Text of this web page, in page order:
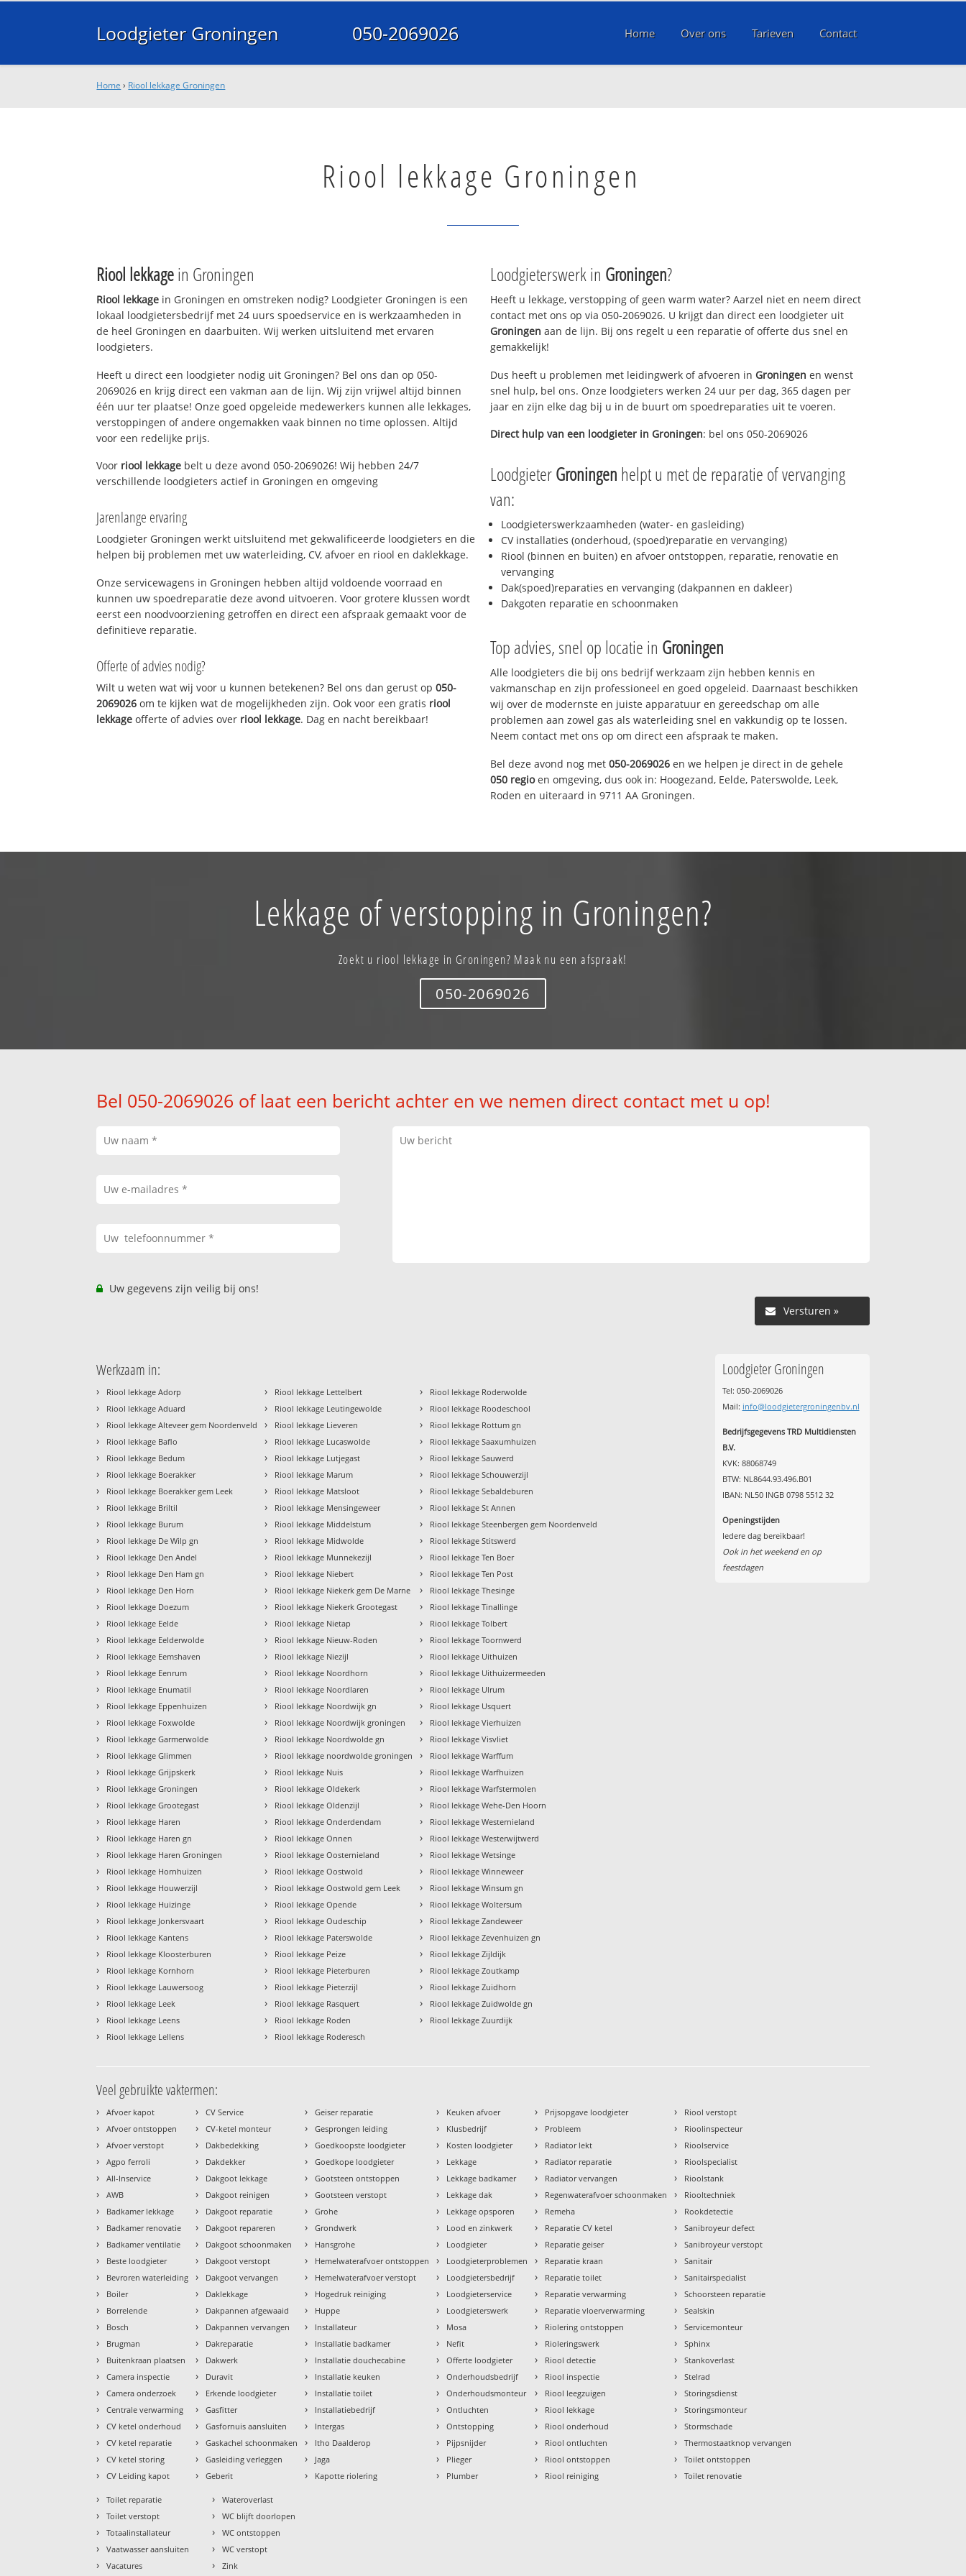
Loodgieter Groningen 050-2069026 Home Over ons Tarieven Contact
Home › Riool lekkage Groningen
Riool lekkage Groningen
Riool lekkagein Groningen
Riool lekkage in Groningen en omstreken nodig? Loodgieter Groningen is een
lokaal loodgietersbedrijf met 24 uurs spoedservice en is werkzaamheden in
de heel Groningen en daarbuiten. Wij werken uitsluitend met ervaren
loodgieters.
Heeft u direct een loodgieter nodig uit Groningen? Bel ons dan op 050-
2069026 en krijg direct een vakman aan de lijn. Wij zijn vrijwel altijd binnen
één uur ter plaatse! Onze goed opgeleide medewerkers kunnen alle lekkages,
verstoppingen of andere ongemakken vaak binnen no time oplossen. Altijd
voor een redelijke prijs.
Voor riool lekkage belt u deze avond 050-2069026! Wij hebben 24/7
verschillende loodgieters actief in Groningen en omgeving
Jarenlange ervaring
Loodgieter Groningen werkt uitsluitend met gekwalificeerde loodgieters en die
helpen bij problemen met uw waterleiding, CV, afvoer en riool en daklekkage.
Onze servicewagens in Groningen hebben altijd voldoende voorraad en
kunnen uw spoedreparatie deze avond uitvoeren. Voor grotere klussen wordt
eerst een noodvoorziening getroffen en direct een afspraak gemaakt voor de
definitieve reparatie.
Offerte of advies nodig?
Wilt u weten wat wij voor u kunnen betekenen? Bel ons dan gerust op050-
2069026 om te kijken wat de mogelijkheden zijn. Ook voor een gratis riool
lekkage offerte of advies over riool lekkage. Dag en nacht bereikbaar!
Loodgieterswerk in Groningen?
Heeft u lekkage, verstopping of geen warm water? Aarzel niet en neem direct
contact met ons op via 050-2069026. U krijgt dan direct een loodgieter uit
Groningen aan de lijn. Bij ons regelt u een reparatie of offerte dus snel en
gemakkelijk!
Dus heeft u problemen met leidingwerk of afvoeren in Groningen en wenst
snel hulp, bel ons. Onze loodgieters werken 24 uur per dag, 365 dagen per
jaar en zijn elke dag bij u in de buurt om spoedreparaties uit te voeren.
Direct hulp van een loodgieter in Groningen: bel ons 050-2069026
LoodgieterGroningen helpt u met de reparatie of vervanging
van:
Loodgieterswerkzaamheden (water- en gasleiding)
CV installaties (onderhoud, (spoed)reparatie en vervanging)
Riool (binnen en buiten) en afvoer ontstoppen, reparatie, renovatie en
vervanging
Dak(spoed)reparaties en vervanging (dakpannen en dakleer)
Dakgoten reparatie en schoonmaken
Top advies, snel op locatie in Groningen
Alle loodgieters die bij ons bedrijf werkzaam zijn hebben kennis en
vakmanschap en zijn professioneel en goed opgeleid. Daarnaast beschikken
wij over de modernste en juiste apparatuur en gereedschap om alle
problemen aan zowel gas als waterleiding snel en vakkundig op te lossen.
Neem contact met ons op om direct een afspraak te maken.
Bel deze avond nog met 050-2069026 en we helpen je direct in de gehele
050 regioen omgeving, dus ook in: Hoogezand, Eelde, Paterswolde, Leek,
Roden en uiteraard in 9711 AA Groningen.
Lekkage of verstopping in Groningen?
Zoekt u riool lekkage in Groningen? Maak nu een afspraak!
050-2069026
Bel 050-2069026 of laat een bericht achter en we nemen direct contact met u op!
Uw gegevens zijn veilig bij ons!
Versturen »
Werkzaam in:
› Riool lekkage Adorp
› Riool lekkage Aduard
› Riool lekkage Alteveer gem Noordenveld
› Riool lekkage Baflo
› Riool lekkage Bedum
› Riool lekkage Boerakker
› Riool lekkage Boerakker gem Leek
› Riool lekkage Briltil
› Riool lekkage Burum
› Riool lekkage De Wilp gn
› Riool lekkage Den Andel
› Riool lekkage Den Ham gn
› Riool lekkage Den Horn
› Riool lekkage Doezum
› Riool lekkage Eelde
› Riool lekkage Eelderwolde
› Riool lekkage Eemshaven
› Riool lekkage Eenrum
› Riool lekkage Enumatil
› Riool lekkage Eppenhuizen
› Riool lekkage Foxwolde
› Riool lekkage Garmerwolde
› Riool lekkage Glimmen
› Riool lekkage Grijpskerk
› Riool lekkage Groningen
› Riool lekkage Grootegast
› Riool lekkage Haren
› Riool lekkage Haren gn
› Riool lekkage Haren Groningen
› Riool lekkage Hornhuizen
› Riool lekkage Houwerzijl
› Riool lekkage Huizinge
› Riool lekkage Jonkersvaart
› Riool lekkage Kantens
› Riool lekkage Kloosterburen
› Riool lekkage Kornhorn
› Riool lekkage Lauwersoog
› Riool lekkage Leek
› Riool lekkage Leens
› Riool lekkage Lellens
› Riool lekkage Lettelbert
› Riool lekkage Leutingewolde
› Riool lekkage Lieveren
› Riool lekkage Lucaswolde
› Riool lekkage Lutjegast
› Riool lekkage Marum
› Riool lekkage Matsloot
› Riool lekkage Mensingeweer
› Riool lekkage Middelstum
› Riool lekkage Midwolde
› Riool lekkage Munnekezijl
› Riool lekkage Niebert
› Riool lekkage Niekerk gem De Marne
› Riool lekkage Niekerk Grootegast
› Riool lekkage Nietap
› Riool lekkage Nieuw-Roden
› Riool lekkage Niezijl
› Riool lekkage Noordhorn
› Riool lekkage Noordlaren
› Riool lekkage Noordwijk gn
› Riool lekkage Noordwijk groningen
› Riool lekkage Noordwolde gn
› Riool lekkage noordwolde groningen
› Riool lekkage Nuis
› Riool lekkage Oldekerk
› Riool lekkage Oldenzijl
› Riool lekkage Onderdendam
› Riool lekkage Onnen
› Riool lekkage Oosternieland
› Riool lekkage Oostwold
› Riool lekkage Oostwold gem Leek
› Riool lekkage Opende
› Riool lekkage Oudeschip
› Riool lekkage Paterswolde
› Riool lekkage Peize
› Riool lekkage Pieterburen
› Riool lekkage Pieterzijl
› Riool lekkage Rasquert
› Riool lekkage Roden
› Riool lekkage Roderesch
› Riool lekkage Roderwolde
› Riool lekkage Roodeschool
› Riool lekkage Rottum gn
› Riool lekkage Saaxumhuizen
› Riool lekkage Sauwerd
› Riool lekkage Schouwerzijl
› Riool lekkage Sebaldeburen
› Riool lekkage St Annen
› Riool lekkage Steenbergen gem Noordenveld
› Riool lekkage Stitswerd
› Riool lekkage Ten Boer
› Riool lekkage Ten Post
› Riool lekkage Thesinge
› Riool lekkage Tinallinge
› Riool lekkage Tolbert
› Riool lekkage Toornwerd
› Riool lekkage Uithuizen
› Riool lekkage Uithuizermeeden
› Riool lekkage Ulrum
› Riool lekkage Usquert
› Riool lekkage Vierhuizen
› Riool lekkage Visvliet
› Riool lekkage Warffum
› Riool lekkage Warfhuizen
› Riool lekkage Warfstermolen
› Riool lekkage Wehe-Den Hoorn
› Riool lekkage Westernieland
› Riool lekkage Westerwijtwerd
› Riool lekkage Wetsinge
› Riool lekkage Winneweer
› Riool lekkage Winsum gn
› Riool lekkage Woltersum
› Riool lekkage Zandeweer
› Riool lekkage Zevenhuizen gn
› Riool lekkage Zijldijk
› Riool lekkage Zoutkamp
› Riool lekkage Zuidhorn
› Riool lekkage Zuidwolde gn
› Riool lekkage Zuurdijk
Loodgieter Groningen
Tel: 050-2069026
Mail: info@loodgietergroningenbv.nl
Bedrijfsgegevens TRD Multidiensten
B.V.
KVK: 88068749
BTW: NL8644.93.496.B01
IBAN: NL50 INGB 0798 5512 32
Openingstijden
Iedere dag bereikbaar!
Ook in het weekend en op
feestdagen
Veel gebruikte vaktermen:
› Afvoer kapot
› Afvoer ontstoppen
› Afvoer verstopt
› Agpo ferroli
› All-Inservice
› AWB
› Badkamer lekkage
› Badkamer renovatie
› Badkamer ventilatie
› Beste loodgieter
› Bevroren waterleiding
› Boiler
› Borrelende
› Bosch
› Brugman
› Buitenkraan plaatsen
› Camera inspectie
› Camera onderzoek
› Centrale verwarming
› CV ketel onderhoud
› CV ketel reparatie
› CV ketel storing
› CV Leiding kapot
› CV Service
› CV-ketel monteur
› Dakbedekking
› Dakdekker
› Dakgoot lekkage
› Dakgoot reinigen
› Dakgoot reparatie
› Dakgoot repareren
› Dakgoot schoonmaken
› Dakgoot verstopt
› Dakgoot vervangen
› Daklekkage
› Dakpannen afgewaaid
› Dakpannen vervangen
› Dakreparatie
› Dakwerk
› Duravit
› Erkende loodgieter
› Gasfitter
› Gasfornuis aansluiten
› Gaskachel schoonmaken
› Gasleiding verleggen
› Geberit
› Geiser reparatie
› Gesprongen leiding
› Goedkoopste loodgieter
› Goedkope loodgieter
› Gootsteen ontstoppen
› Gootsteen verstopt
› Grohe
› Grondwerk
› Hansgrohe
› Hemelwaterafvoer ontstoppen
› Hemelwaterafvoer verstopt
› Hogedruk reiniging
› Huppe
› Installateur
› Installatie badkamer
› Installatie douchecabine
› Installatie keuken
› Installatie toilet
› Installatiebedrijf
› Intergas
› Itho Daalderop
› Jaga
› Kapotte riolering
› Keuken afvoer
› Klusbedrijf
› Kosten loodgieter
› Lekkage
› Lekkage badkamer
› Lekkage dak
› Lekkage opsporen
› Lood en zinkwerk
› Loodgieter
› Loodgieterproblemen
› Loodgietersbedrijf
› Loodgieterservice
› Loodgieterswerk
› Mosa
› Nefit
› Offerte loodgieter
› Onderhoudsbedrijf
› Onderhoudsmonteur
› Ontluchten
› Ontstopping
› Pijpsnijder
› Plieger
› Plumber
› Prijsopgave loodgieter
› Probleem
› Radiator lekt
› Radiator reparatie
› Radiator vervangen
› Regenwaterafvoer schoonmaken
› Remeha
› Reparatie CV ketel
› Reparatie geiser
› Reparatie kraan
› Reparatie toilet
› Reparatie verwarming
› Reparatie vloerverwarming
› Riolering ontstoppen
› Rioleringswerk
› Riool detectie
› Riool inspectie
› Riool leegzuigen
› Riool lekkage
› Riool onderhoud
› Riool ontluchten
› Riool ontstoppen
› Riool reiniging
› Riool verstopt
› Rioolinspecteur
› Rioolservice
› Rioolspecialist
› Rioolstank
› Riooltechniek
› Rookdetectie
› Sanibroyeur defect
› Sanibroyeur verstopt
› Sanitair
› Sanitairspecialist
› Schoorsteen reparatie
› Sealskin
› Servicemonteur
› Sphinx
› Stankoverlast
› Stelrad
› Storingsdienst
› Storingsmonteur
› Stormschade
› Thermostaatknop vervangen
› Toilet ontstoppen
› Toilet renovatie
› Toilet reparatie
› Toilet verstopt
› Totaalinstallateur
› Vaatwasser aansluiten
› Vacatures
› Wateroverlast
› WC blijft doorlopen
› WC ontstoppen
› WC verstopt
› Zink